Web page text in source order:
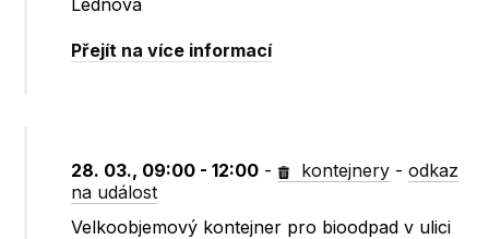
Lednová
Přejít na více informací
28. 03., 09:00 - 12:00 - kontejnery -odkaz
na událost
Velkoobjemový kontejner pro bioodpad v ulici